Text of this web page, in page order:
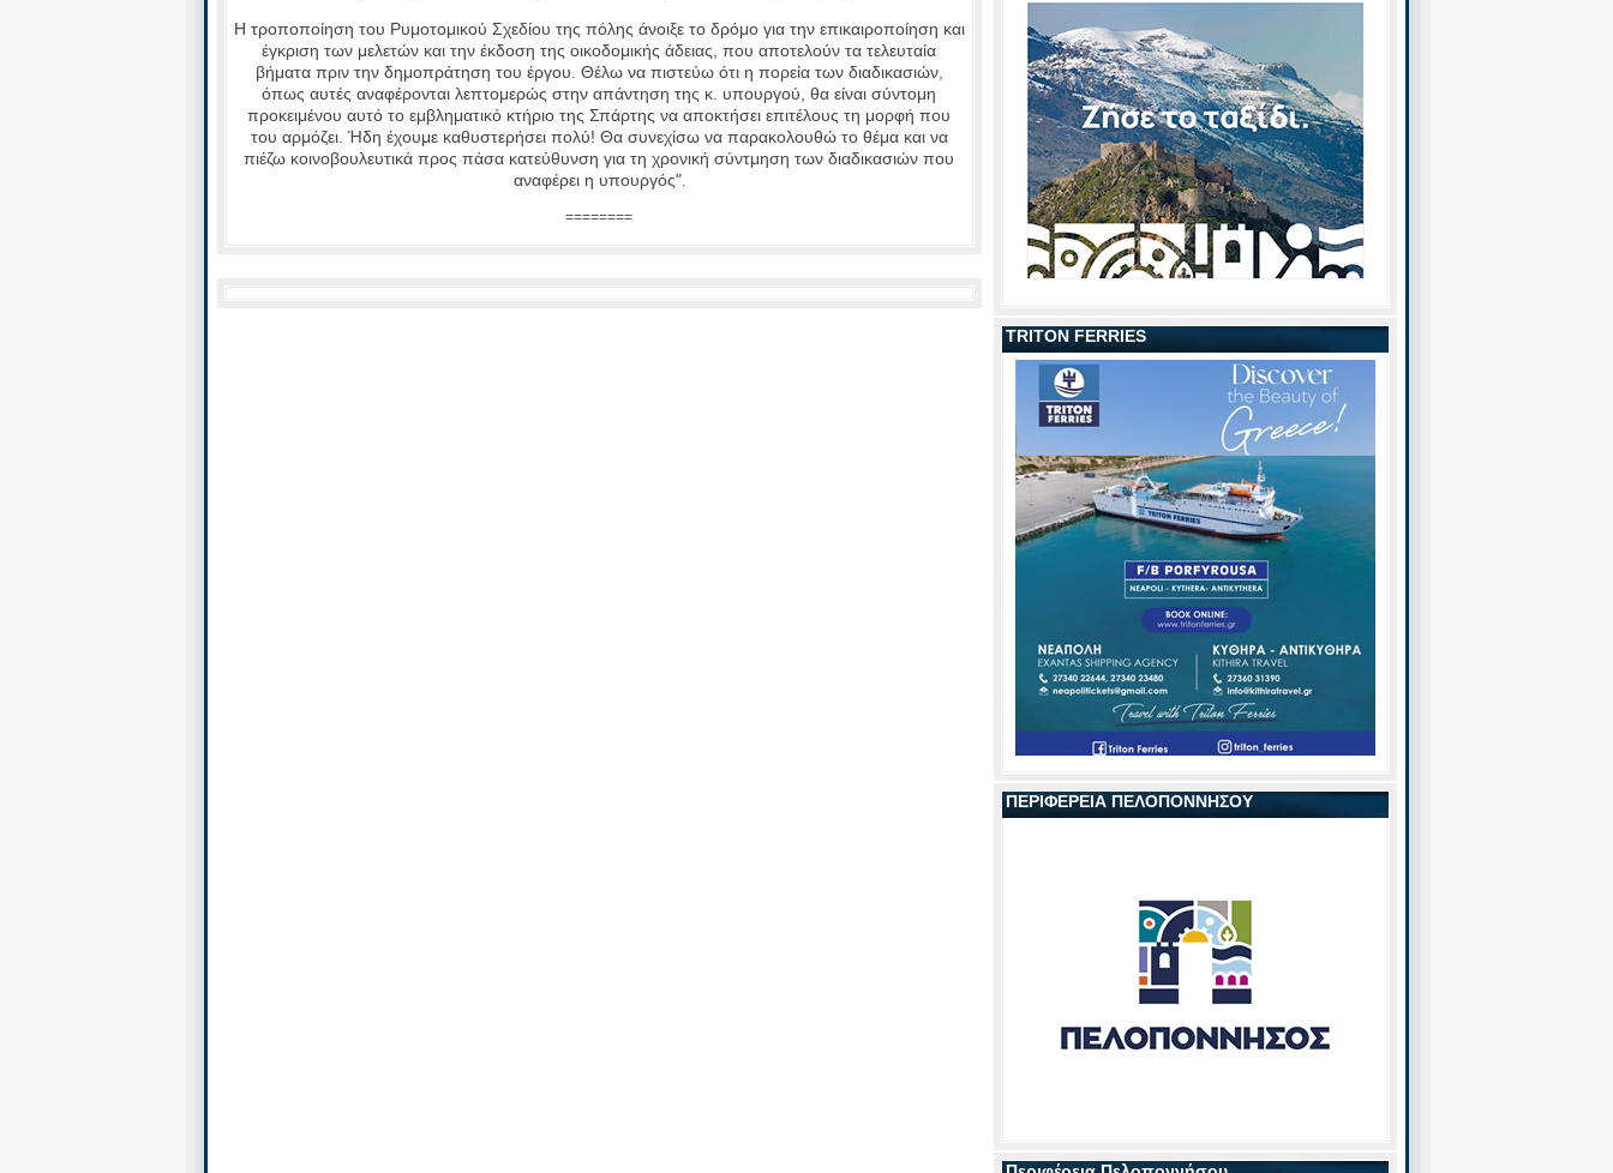
TRITON FERRIES
ΠΕΡΙΦΕΡΕΙΑ ΠΕΛΟΠΟΝΝΗΣΟΥ
Η τροποποίηση του Ρυμοτομικού Σχεδίου της πόλης άνοιξε το δρόμο για την επικαιροποίηση και
έγκριση των μελετών και την έκδοση της οικοδομικής άδειας, που αποτελούν τα τελευταία
βήματα πριν την δημοπράτηση του έργου. Θέλω να πιστεύω ότι η πορεία των διαδικασιών,
όπως αυτές αναφέρονται λεπτομερώς στην απάντηση της κ. υπουργού, θα είναι σύντομη
προκειμένου αυτό το εμβληματικό κτήριο της Σπάρτης να αποκτήσει επιτέλους τη μορφή που
του αρμόζει. Ήδη έχουμε καθυστερήσει πολύ! Θα συνεχίσω να παρακολουθώ το θέμα και να
πιέζω κοινοβουλευτικά προς πάσα κατεύθυνση για τη χρονική σύντμηση των διαδικασιών που
αναφέρει η υπουργός".
========